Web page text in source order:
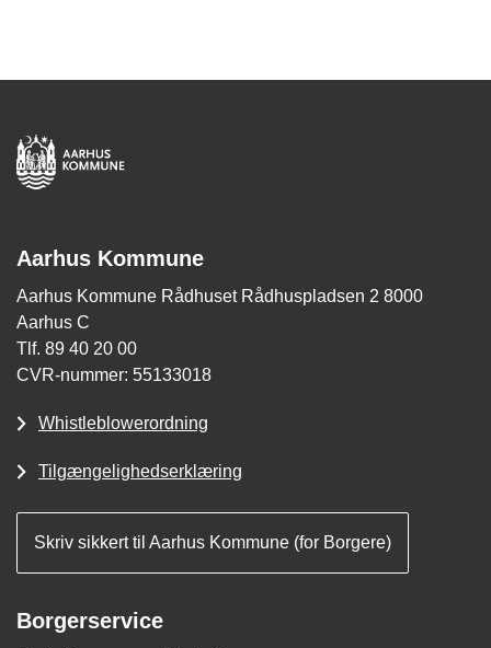
Aarhus Kommune
Aarhus Kommune Rådhuset Rådhuspladsen 2 8000
Aarhus C
Tlf. 89 40 20 00
CVR-nummer: 55133018
Whistleblowerordning
Tilgængelighedserklæring
Skriv sikkert til Aarhus Kommune (for Borgere)
Borgerservice